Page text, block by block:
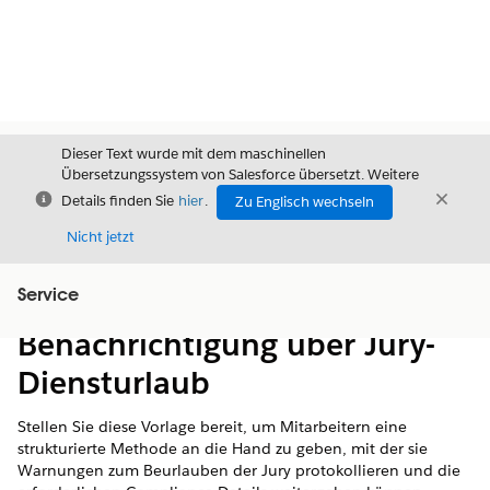
Schließen
Dieser Text wurde mit dem maschinellen
Übersetzungssystem von Salesforce übersetzt. Weitere
Details finden Sie hier.
Zu Englisch wechseln
Nicht jetzt
Service
Benachrichtigung über Jury-
Diensturlaub
Stellen Sie diese Vorlage bereit, um Mitarbeitern eine
strukturierte Methode an die Hand zu geben, mit der sie
Warnungen zum Beurlauben der Jury protokollieren und die